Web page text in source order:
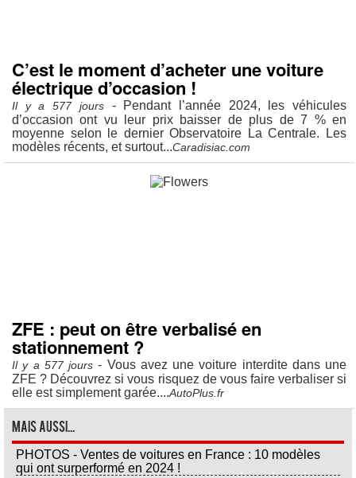
C’est le moment d’acheter une voiture
électrique d’occasion !
Il y a 577 jours- Pendant l’année 2024, les véhicules
d’occasion ont vu leur prix baisser de plus de 7 % en
moyenne selon le dernier Observatoire La Centrale. Les
modèles récents, et surtout...Caradisiac.com
ZFE : peut on être verbalisé en
stationnement ?
Il y a 577 jours - Vous avez une voiture interdite dans une
ZFE ? Découvrez si vous risquez de vous faire verbaliser si
elle est simplement garée....AutoPlus.fr
Mais aussi...
PHOTOS - Ventes de voitures en France : 10 modèles
qui ont surperformé en 2024 !